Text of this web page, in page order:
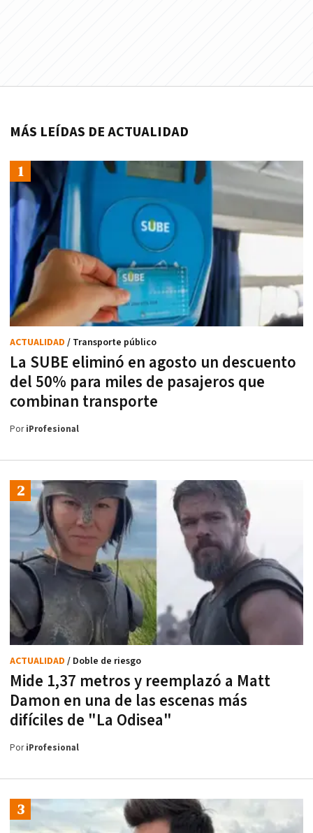
MÁS LEÍDAS DE ACTUALIDAD
La SUBE eliminó en agosto un descuento
del 50% para miles de pasajeros que
combinan transporte
ACTUALIDAD / Transporte público
PoriProfesional
Mide 1,37 metros y reemplazó a Matt
Damon en una de las escenas más
difíciles de "La Odisea"
ACTUALIDAD / Doble de riesgo
PoriProfesional